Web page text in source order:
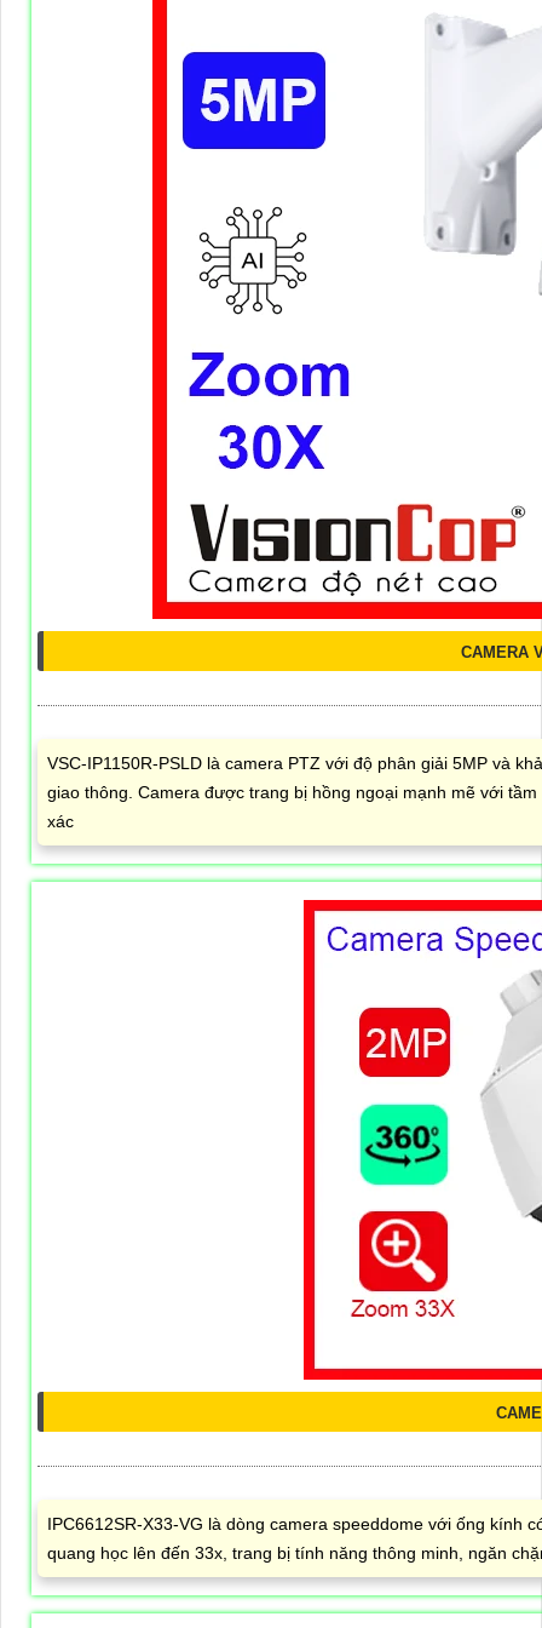
CAMERA
VSC-IP1150R-PSLD là camera PTZ với độ phân giải 5MP và
giao thông. Camera được trang bị hồng ngoại mạnh mẽ với
xác
IPC6612SR-X33-VG là dòng camera speeddome với ống kính
quang học lên đến 33x, trang bị tính năng thông minh, ngăn